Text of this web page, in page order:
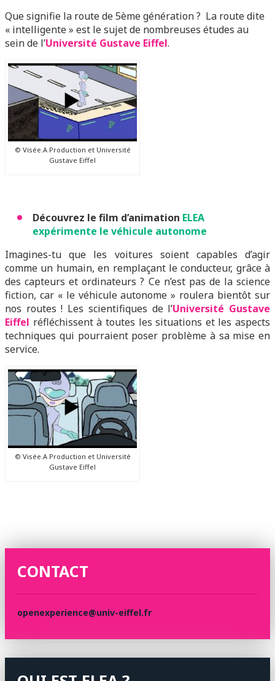
Que signifie la route de 5ème génération ? La route dite
« intelligente » est le sujet de nombreuses études au
sein de l’Université Gustave Eiffel.
© Visée.A Production et Université
Gustave Eiffel
Découvrez le film d’animation ELEA
expérimente le véhicule autonome
Imagines-tu que les voitures soient capables d’agir
comme un humain, en remplaçant le conducteur, grâce à
des capteurs et ordinateurs ? Ce n’est pas de la science
fiction, car « le véhicule autonome » roulera bientôt sur
nos routes ! Les scientifiques de l’Université Gustave
Eiffel réfléchissent à toutes les situations et les aspects
techniques qui pourraient poser problème à sa mise en
service.
© Visée.A Production et Université
Gustave Eiffel
CONTACT
openexperience@univ-eiffel.fr